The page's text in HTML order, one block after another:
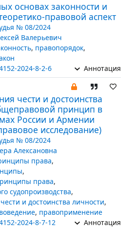
основах законности и
правовой аспект
№ 08/2024
Валерьевич
, правопорядок,
2024-8-2-6 Аннотация
чести и достоинства
принцип в
России и Армении
исследование)
№ 08/2024
Алексановна
права,
,
права,
судопроизводства,
и достоинства личности,
, правоприменение
2024-8-7-12 Аннотация